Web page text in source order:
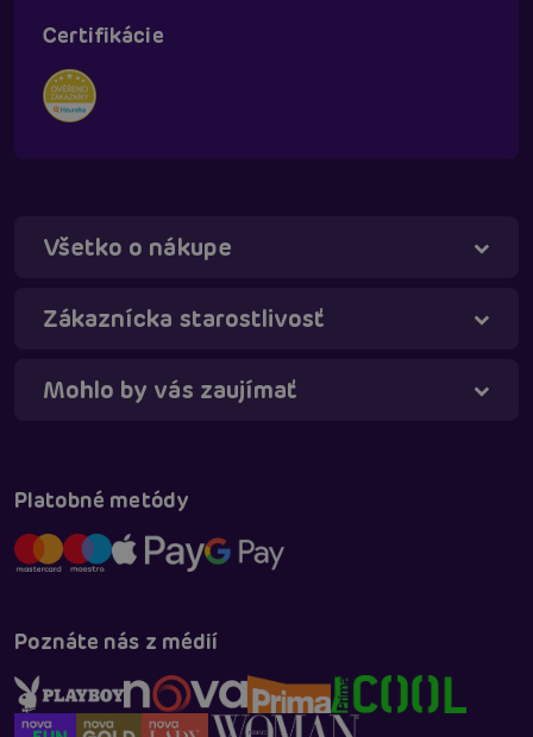
Certifikácie
Všetko o nákupe
Zákaznícka starostlivosť
Mohlo by vás zaujímať
Platobné metódy
Poznáte nás z médií